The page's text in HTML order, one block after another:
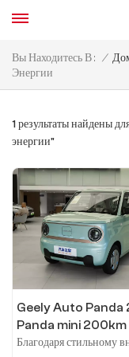
Вы Находитесь В : /
Энергии
1 результаты найдены
энергии"
Geely Auto Panda
Panda mini 200km
Endurance Bear
Благодаря стильному